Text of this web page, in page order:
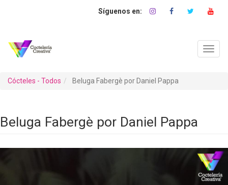
Cócteles - Todos Beluga Fabergè por Daniel Pappa
Beluga Fabergè por Daniel Pappa